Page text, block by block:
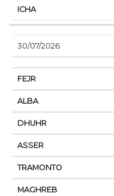
30/07/2026